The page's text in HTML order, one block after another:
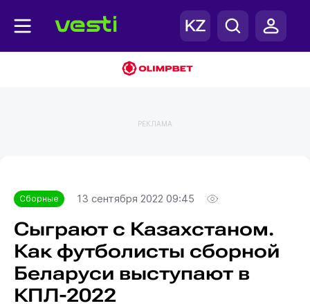
РЕКЛАМА
Сборные 13 сентября 2022 09:45
Сыграют с Казахстаном.
Как футболисты сборной
Беларуси выступают в
КПЛ-2022